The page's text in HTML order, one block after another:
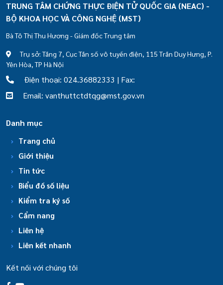
TRUNG TÂM CHỨNG THỰC ĐIỆN TỬ QUỐC GIA (NEAC) -
BỘ KHOA HỌC VÀ CÔNG NGHỆ (MST)
Bà Tô Thị Thu Hương - Giám đốc Trung tâm
Trụ sở: Tầng 7, Cục Tần số vô tuyến điện, 115 Trần Duy Hưng, P.
Yên Hòa, TP Hà Nội
Điện thoại: 024.36882333 | Fax:
Email: vanthuttctdtqg@mst.gov.vn
Danh mục
Trang chủ
Giới thiệu
Tin tức
Biểu đồ số liệu
Kiểm tra ký số
Cẩm nang
Liên hệ
Liên kết nhanh
Kết nối với chúng tôi